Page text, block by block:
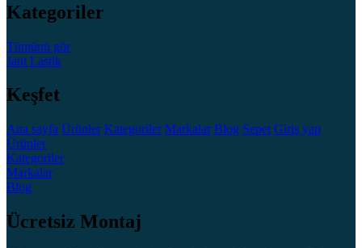
Kategoriler
Tümünü gör
Jant Lastik
Keşfet
Ana sayfa Ürünler Kategoriler Markalar Blog Sepet Giriş yap
Ürünler
Kategoriler
Markalar
Blog
Ücretsiz Montaj